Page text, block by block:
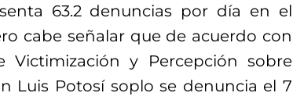
63.2 denuncias por día en el
cabe señalar que de acuerdo con
Victimización y Percepción sobre
Luis Potosí soplo se denuncia el 7